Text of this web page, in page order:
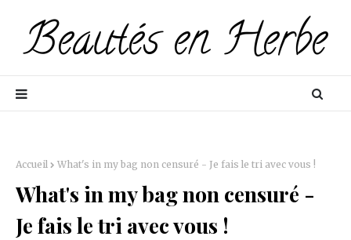
Accueil What's in my bag non censuré - Je fais le tri avec vous !
What's in my bag non censuré -
Je fais le tri avec vous !